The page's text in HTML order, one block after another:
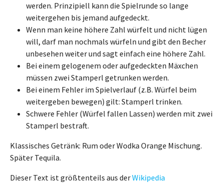
werden. Prinzipiell kann die Spielrunde so lange
weitergehen bis jemand aufgedeckt.
Wenn man keine höhere Zahl würfelt und nicht lügen
will, darf man nochmals würfeln und gibt den Becher
unbesehen weiter und sagt einfach eine höhere Zahl.
Bei einem gelogenem oder aufgedeckten Mäxchen
müssen zwei Stamperl getrunken werden.
Bei einem Fehler im Spielverlauf (z.B. Würfel beim
weitergeben bewegen) gilt: Stamperl trinken.
Schwere Fehler (Würfel fallen Lassen) werden mit zwei
Stamperl bestraft.
Klassisches Getränk: Rum oder Wodka Orange Mischung.
Später Tequila.
Dieser Text ist größtenteils aus derWikipedia